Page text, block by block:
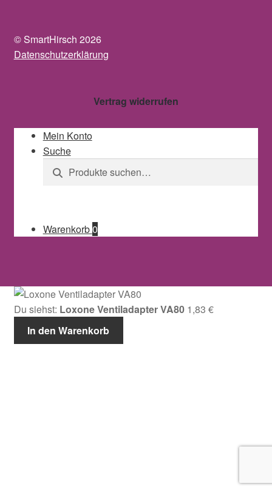
© SmartHirsch 2026
Datenschutzerklärung
Vertrag widerrufen
Mein Konto
Suche
Suche
nach:
Suche
Warenkorb0
Du siehst: Loxone Ventiladapter VA80 1,83 €
In den Warenkorb